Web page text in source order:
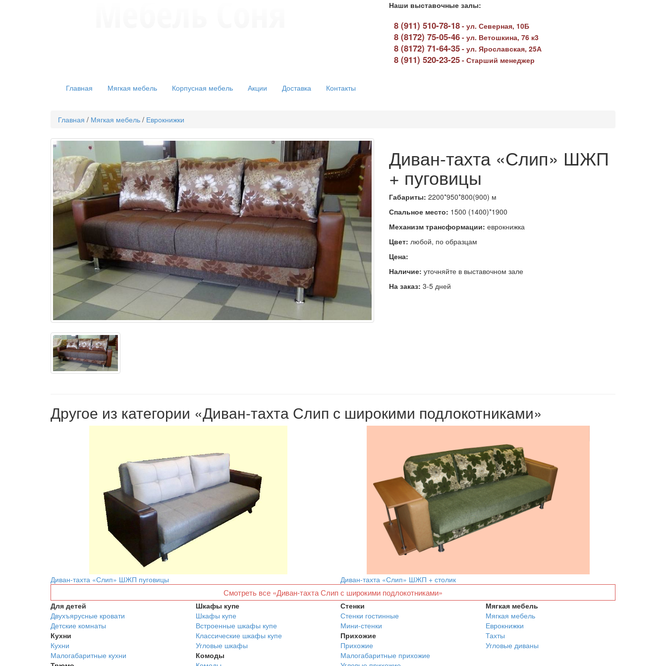
Наши выставочные залы:
8 (911) 510-78-18- ул. Северная, 10Б
8 (8172) 75-05-46- ул. Ветошкина, 76 к3
8 (8172) 71-64-35- ул. Ярославская, 25А
8 (911) 520-23-25- Старший менеджер
Главная Мягкая мебель Корпусная мебель Акции Доставка Контакты
Главная / Мягкая мебель / Еврокнижки
Диван-тахта «Слип» ШЖП
+ пуговицы
Габариты: 2200*950*800(900) м
Спальное место: 1500 (1400)*1900
Механизм трансформации: еврокнижка
Цвет: любой, по образцам
Цена:
Наличие: уточняйте в выставочном зале
На заказ: 3-5 дней
Другое из категории «Диван-тахта Слип с широкими подлокотниками»
Диван-тахта «Слип» ШЖП пуговицы Диван-тахта «Слип» ШЖП + столик
Смотреть все «Диван-тахта Слип с широкими подлокотниками»
Для детей
Двухъярусные кровати
Детские комнаты
Кухни
Кухни
Малогабаритные кухни
Шкафы купе
Шкафы купе
Встроенные шкафы купе
Классические шкафы купе
Угловые шкафы
Комоды
Стенки
Стенки гостинные
Мини-стенки
Прихожие
Прихожие
Малогабаритные прихожие
Мягкая мебель
Мягкая мебель
Еврокнижки
Тахты
Угловые диваны